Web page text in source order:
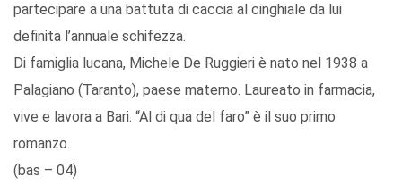
partecipare a una battuta di caccia al cinghiale da lui
definita l’annuale schifezza.
Di famiglia lucana, Michele De Ruggieri è nato nel 1938 a
Palagiano (Taranto), paese materno. Laureato in farmacia,
vive e lavora a Bari. “Al di qua del faro” è il suo primo
romanzo.
(bas – 04)